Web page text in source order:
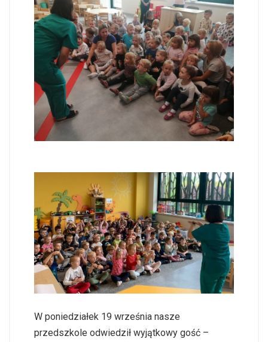
W poniedziałek 19 września nasze
przedszkole odwiedził wyjątkowy gość –